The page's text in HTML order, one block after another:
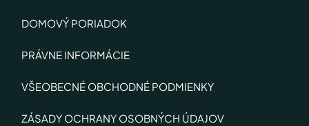
DOMOVÝ PORIADOK
PRÁVNE INFORMÁCIE
VŠEOBECNÉ OBCHODNÉ PODMIENKY
ZÁSADY OCHRANY OSOBNÝCH ÚDAJOV